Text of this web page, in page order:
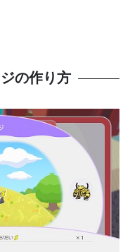
の作り方